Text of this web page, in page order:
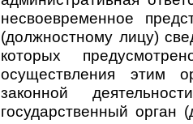
несвоевременное
(должностному лицу)
которых
осуществления этим
законной
государственный орган